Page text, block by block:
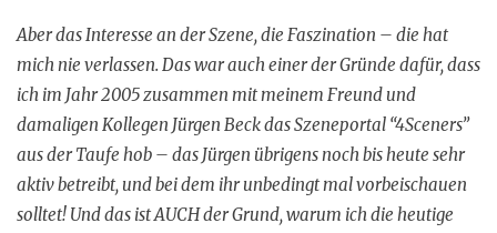
Aber das Interesse an der Szene, die Faszination – die hat
mich nie verlassen. Das war auch einer der Gründe dafür, dass
ich im Jahr 2005 zusammen mit meinem Freund und
damaligen Kollegen Jürgen Beck das Szeneportal “4Sceners”
aus der Taufe hob – das Jürgen übrigens noch bis heute sehr
aktiv betreibt, und bei dem ihr unbedingt mal vorbeischauen
solltet! Und das ist AUCH der Grund, warum ich die heutige